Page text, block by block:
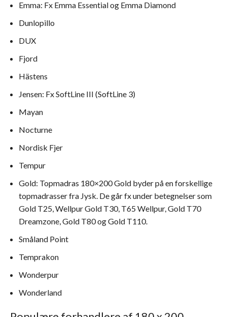
Emma: Fx Emma Essential og Emma Diamond
Dunlopillo
DUX
Fjord
Hästens
Jensen: Fx SoftLine III (SoftLine 3)
Mayan
Nocturne
Nordisk Fjer
Tempur
Gold: Topmadras 180×200 Gold byder på en forskellige
topmadrasser fra Jysk. De går fx under betegnelser som
Gold T25, Wellpur Gold T30, T65 Wellpur, Gold T70
Dreamzone, Gold T80 og Gold T110.
Småland Point
Temprakon
Wonderpur
Wonderland